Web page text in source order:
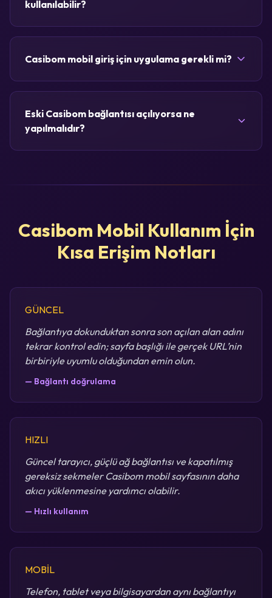
kullanılabilir?
Casibom mobil giriş için uygulama gerekli mi?
Eski Casibom bağlantısı açılıyorsa ne
yapılmalıdır?
Casibom Mobil Kullanım İçin
Kısa Erişim Notları
GÜNCEL
Bağlantıya dokunduktan sonra son açılan alan adını
tekrar kontrol edin; sayfa başlığı ile gerçek URL’nin
birbiriyle uyumlu olduğundan emin olun.
— Bağlantı doğrulama
HIZLI
Güncel tarayıcı, güçlü ağ bağlantısı ve kapatılmış
gereksiz sekmeler Casibom mobil sayfasının daha
akıcı yüklenmesine yardımcı olabilir.
— Hızlı kullanım
MOBİL
Telefon, tablet veya bilgisayardan aynı bağlantıyı